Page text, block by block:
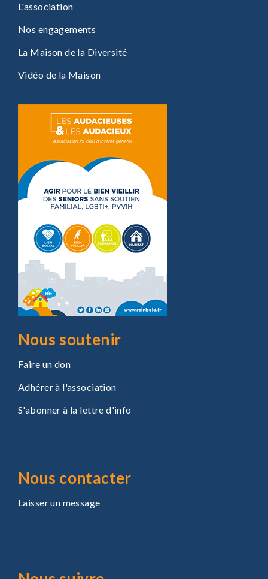
L'association
Nos engagements
La Maison de la Diversité
Vidéo de la Maison
Nous soutenir
Faire un don
Adhérer à l'association
S'abonner à la lettre d'info
Nous contacter
Laisser un message